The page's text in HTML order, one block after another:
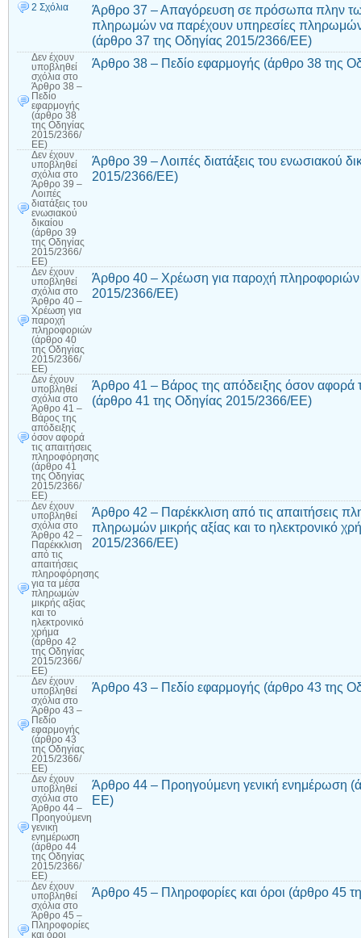
2 Σχόλια
Άρθρο 37 – Απαγόρευση σε πρόσωπα πλην
πληρωμών να παρέχουν υπηρεσίες
(άρθρο 37 της Οδηγίας 2015/2366/ΕΕ)
Δεν έχουν
υποβληθεί
σχόλια στο
Άρθρο 38 –
Πεδίο
εφαρμογής
(άρθρο 38
της Οδηγίας
2015/2366/
ΕΕ)
Άρθρο 38 – Πεδίο εφαρμογής (άρθρο 38 της
Δεν έχουν
υποβληθεί
σχόλια στο
Άρθρο 39 –
Λοιπές
διατάξεις του
ενωσιακού
δικαίου
(άρθρο 39
της Οδηγίας
2015/2366/
ΕΕ)
Άρθρο 39 – Λοιπές διατάξεις του ενωσιακού
2015/2366/ΕΕ)
Δεν έχουν
υποβληθεί
σχόλια στο
Άρθρο 40 –
Χρέωση για
παροχή
πληροφοριών
(άρθρο 40
της Οδηγίας
2015/2366/
ΕΕ)
Άρθρο 40 – Χρέωση για παροχή πληροφοριών
2015/2366/ΕΕ)
Δεν έχουν
υποβληθεί
σχόλια στο
Άρθρο 41 –
Βάρος της
απόδειξης
όσον αφορά
τις απαιτήσεις
πληροφόρησης
(άρθρο 41
της Οδηγίας
2015/2366/
ΕΕ)
Άρθρο 41 – Βάρος της απόδειξης όσον αφορά
(άρθρο 41 της Οδηγίας 2015/2366/ΕΕ)
Δεν έχουν
υποβληθεί
σχόλια στο
Άρθρο 42 –
Παρέκκλιση
από τις
απαιτήσεις
πληροφόρησης
για τα μέσα
πληρωμών
μικρής αξίας
και το
ηλεκτρονικό
χρήμα
(άρθρο 42
της Οδηγίας
2015/2366/
ΕΕ)
Άρθρο 42 – Παρέκκλιση από τις απαιτήσεις
πληρωμών μικρής αξίας και το ηλεκτρονικό
2015/2366/ΕΕ)
Δεν έχουν
υποβληθεί
σχόλια στο
Άρθρο 43 –
Πεδίο
εφαρμογής
(άρθρο 43
της Οδηγίας
2015/2366/
ΕΕ)
Άρθρο 43 – Πεδίο εφαρμογής (άρθρο 43 της
Δεν έχουν
υποβληθεί
σχόλια στο
Άρθρο 44 –
Προηγούμενη
γενική
ενημέρωση
(άρθρο 44
της Οδηγίας
2015/2366/
ΕΕ)
Άρθρο 44 – Προηγούμενη γενική ενημέρωση
ΕΕ)
Δεν έχουν
υποβληθεί
σχόλια στο
Άρθρο 45 –
Πληροφορίες
και όροι
Άρθρο 45 – Πληροφορίες και όροι (άρθρο 45